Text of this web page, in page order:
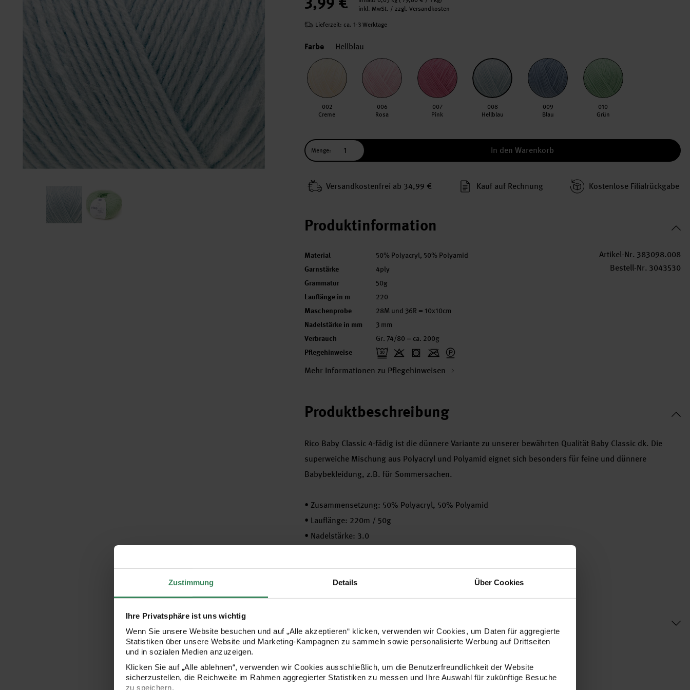
Zustimmung Details Über Cookies
Ihre Privatsphäre ist uns wichtig
Wenn Sie unsere Website besuchen und auf „Alle akzeptieren“ klicken, verwenden wir Cookies, um Daten für aggregierte
Statistiken über unsere Website und Marketing-Kampagnen zu sammeln sowie personalisierte Werbung auf Drittseiten
und in sozialen Medien anzuzeigen.
Klicken Sie auf „Alle ablehnen“, verwenden wir Cookies ausschließlich, um die Benutzerfreundlichkeit der Website
sicherzustellen, die Reichweite im Rahmen aggregierter Statistiken zu messen und Ihre Auswahl für zukünftige Besuche
zu speichern.
inkl. MwSt. / zzgl. Versandkosten
Lieferzeit: ca. 1-3 Werktage
Farbe Hellblau
002
Creme
006
Rosa
007
Pink
008
Hellblau
009
Blau
010
Grün
Menge: In den Warenkorb
Versand­kosten­frei ab 34,99 € Kauf auf Rechnung Kosten­lose Filial­rückgabe
Produktinformation
Material 50% Polyacryl, 50% Polyamid
Garnstärke 4ply
Grammatur 50g
Lauflänge in m 220
Maschenprobe 28M und 36R = 10x10cm
Nadelstärke in mm 3 mm
Verbrauch Gr. 74/80 = ca. 200g
Pflegehinweise
Mehr Informationen zu Pflegehinweisen
Artikel-Nr. 383098.008
Bestell-Nr. 3043530
Produktbeschreibung
Rico Baby Classic 4-fädig ist die dünnere Variante zu unserer bewährten Qualität Baby Classic dk. Die
superweiche Mischung aus Polyacryl und Polyamid eignet sich besonders für feine und dünnere
Babybekleidung, z.B. für Sommersachen.
• Zusammensetzung: 50% Polyacryl, 50% Polyamid
• Lauflänge: 220m / 50g
• Nadelstärke: 3.0
•Pflege: bis 30°C Feinwäsche
verschiedene Farben zur Auswahl